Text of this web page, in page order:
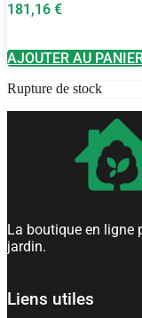
181,16 €
AJOUTER AU
Rupture de stock
La boutique en ligne
jardin.
Liens utiles